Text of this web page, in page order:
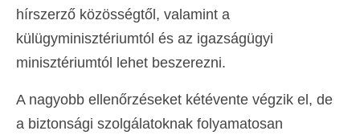
hírszerző közösségtől, valamint a
külügyminisztériumtól és az igazságügyi
minisztériumtól lehet beszerezni.
A nagyobb ellenőrzéseket kétévente végzik el, de
a biztonsági szolgálatoknak folyamatosan